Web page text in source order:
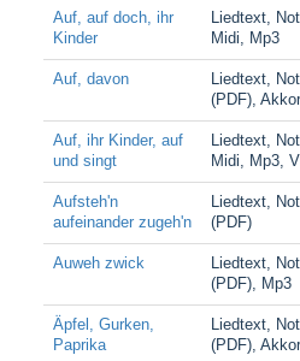
Auf, auf doch, ihr
Kinder
Liedtext,
Midi, Mp3
Auf, davon
Liedtext,
(PDF),
Auf, ihr Kinder, auf
und singt
Liedtext,
Midi, Mp3,
Aufsteh'n
aufeinander zugeh'n
Liedtext,
(PDF)
Auweh zwick
Liedtext,
(PDF), Mp3
Äpfel, Gurken,
Paprika
Liedtext,
(PDF),